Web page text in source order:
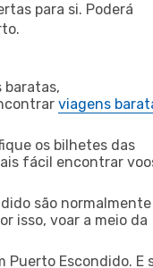
para si. Poderá
baratas,
viagens
os bilhetes das
fácil encontrar
são normalmente
isso, voar a meio da
Puerto Escondido. E